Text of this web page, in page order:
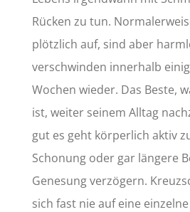
Rücken zu tun.
plötzlich auf, sind aber
verschwinden innerhalb
Wochen wieder. Das Beste,
ist, weiter seinem Alltag
gut es geht körperlich aktiv
Schonung oder gar längere
Genesung verzögern.
sich fast nie auf eine